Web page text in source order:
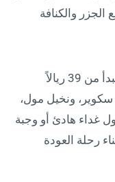
والكنافة
تتوفر القائمة الصيفية المميزة، بأسعار تبدأ من 39 ريالاً
ونخيل مول،
غداء هادئ أو وجبة
رحلة العودة